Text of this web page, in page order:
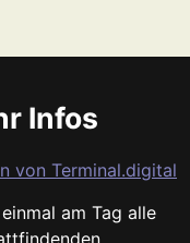
Infos
von Terminal.digital
am Tag alle